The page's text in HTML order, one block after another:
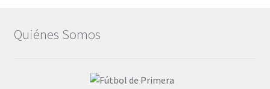
Quiénes Somos